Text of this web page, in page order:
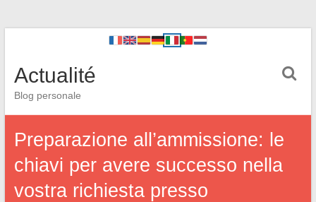
Actualité
Blog personale
Preparazione all’ammissione: le
chiavi per avere successo nella
vostra richiesta presso